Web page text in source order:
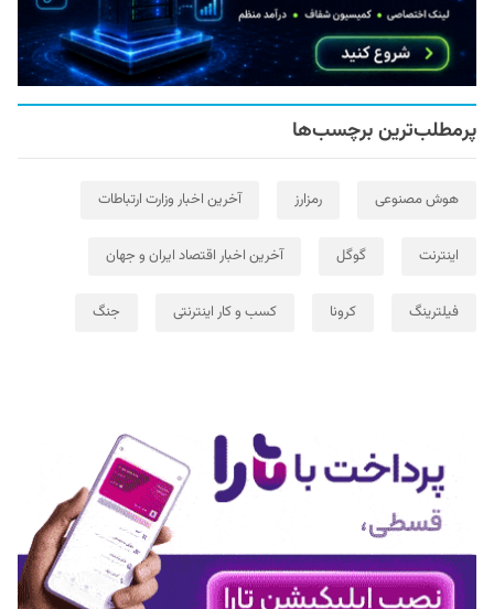
پرمطلب‌ترین برچسب‌ها
هوش مصنوعی رمزارز آخرین اخبار وزارت ارتباطات
اینترنت گوگل آخرین اخبار اقتصاد ایران و جهان
فیلترینگ کرونا کسب و کار اینترنتی جنگ